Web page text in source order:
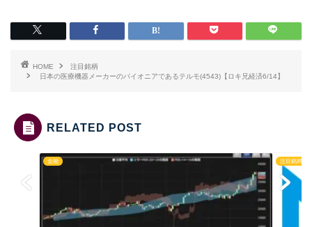
HOME
注目銘柄
日本の医療機器メーカーのパイオニアであるテルモ(4543)【ロキ兄経済6/14】
RELATED POST
金融 注目銘柄